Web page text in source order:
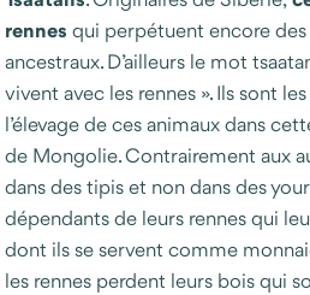
rennes qui perpétuent encore
ancestraux. D’ailleurs le mot
vivent avec les rennes ». Ils sont
l’élevage de ces animaux dans
de Mongolie. Contrairement aux
dans des tipis et non dans des
dépendants de leurs rennes qui
dont ils se servent comme
les rennes perdent leurs bois qui